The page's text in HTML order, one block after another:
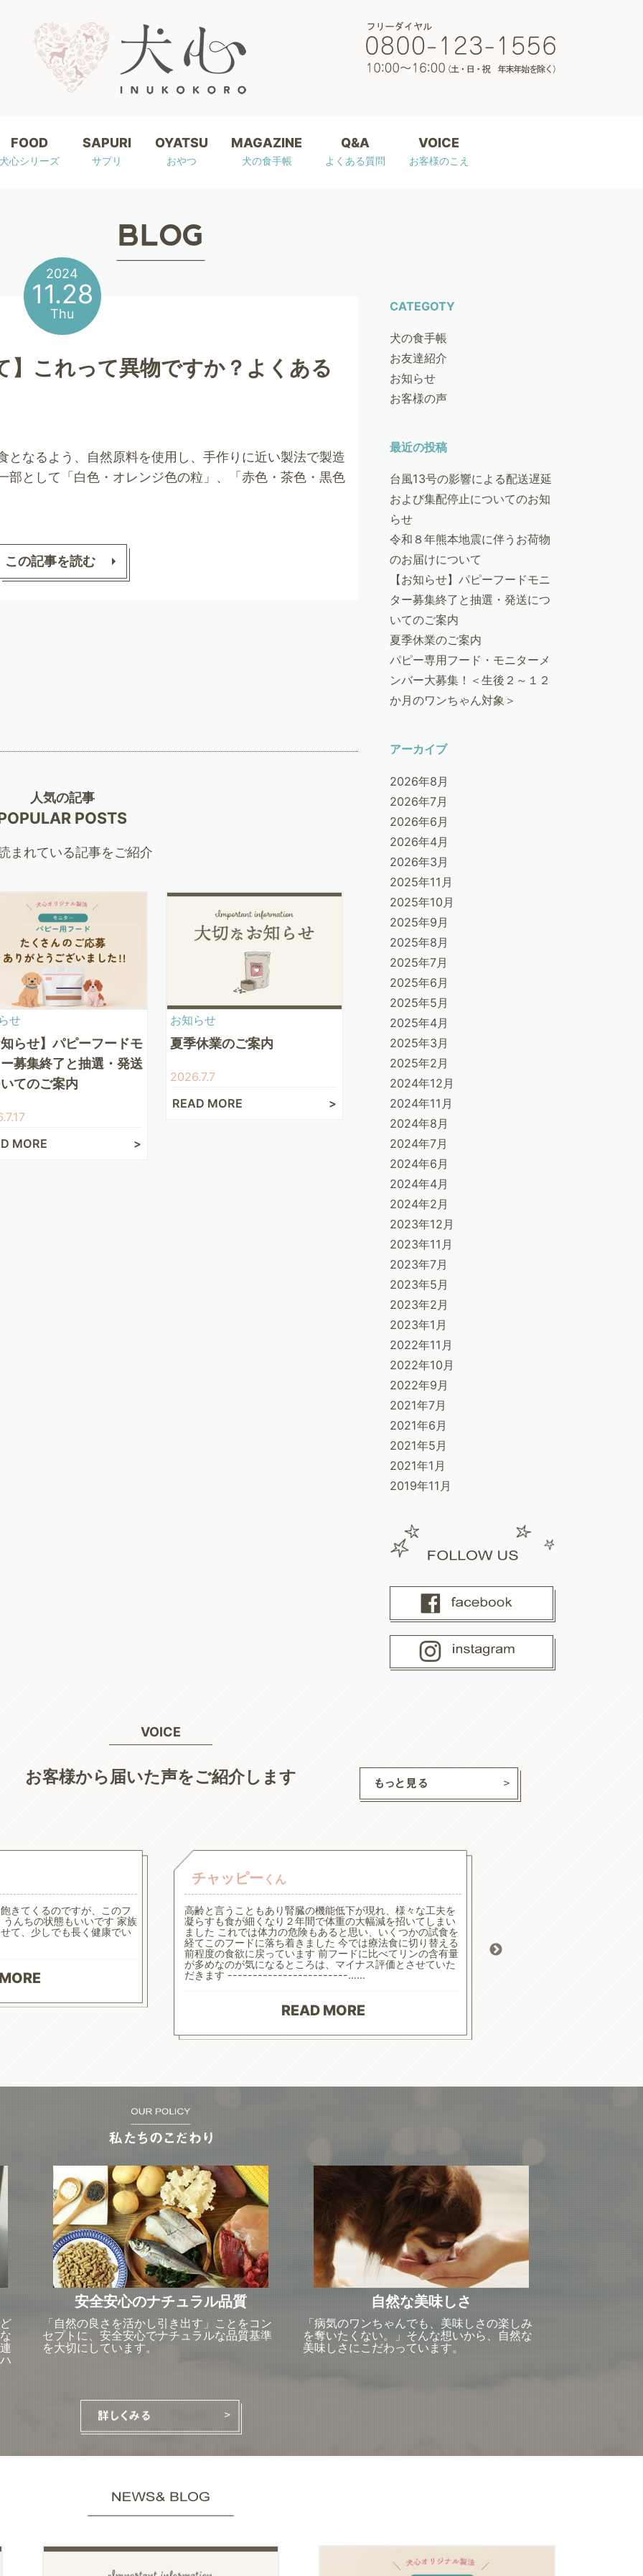
FOOD
心シリーズ
SAPURI
サプリ
OYATSU
おやつ
MAGAZINE
犬の食手帳
Q&A
よくある質問
VOICE
お客様のこえ
2024
11.28
Thu
】これって異物ですか？よくある
となるよう、自然原料を使用し、手作りに近い製法で製造
部として「白色・オレンジ色の粒」、「赤色・茶色・黒色
この記事を読む
人気の記事
POSTS
まれている記事をご紹介
せ
らせ】パピーフードモ
募集終了と抽選・発送
てのご案内
MORE
お知らせ
夏季休業のご案内
2026.7.7
READ MORE
CATEGOTY
犬の食手帳
お友達紹介
お知らせ
お客様の声
最近の投稿
台風13号の影響による配送遅延
および集配停止についてのお知
らせ
令和８年熊本地震に伴うお荷物
のお届けについて
【お知らせ】パピーフードモニ
ター募集終了と抽選・発送につ
いてのご案内
夏季休業のご案内
パピー専用フード・モニターメ
ンバー大募集！＜生後２～１２
か月のワンちゃん対象＞
アーカイブ
2026年8月
2026年7月
2026年6月
2026年4月
2026年3月
2025年11月
2025年10月
2025年9月
2025年8月
2025年7月
2025年6月
2025年5月
2025年4月
2025年3月
2025年2月
2024年12月
2024年11月
2024年8月
2024年7月
2024年6月
2024年4月
2024年2月
2023年12月
2023年11月
2023年7月
2023年5月
2023年2月
2023年1月
2022年11月
2022年10月
2022年9月
2021年7月
2021年6月
2021年5月
2021年1月
2019年11月
VOICE
お客様から届いた声をご紹介します
きてくるのですが、このフ
んちの状態もいいです 家族
て、少しでも長く健康でい
チャッピー くん
高齢と言うこともあり腎臓の機能低下が現れ、様々な工夫を
凝らすも食が細くなり２年間で体重の大幅減を招いてしまい
ました これでは体力の危険もあると思い、いくつかの試食を
経てこのフードに落ち着きました 今では療法食に切り替える
前程度の食欲に戻っています 前フードに比べてリンの含有量
が多めなのが気になるところは、マイナス評価とさせていた
だきます ------------------------……
READ MORE
安全安心のナチュラル品質
「自然の良さを活かし引き出す」ことをコン
セプトに、安全安心でナチュラルな品質基準
を大切にしています。
自然な美味しさ
「病気のワンちゃんでも、美味しさの楽しみ
を奪いたくない。」そんな想いから、自然な
美味しさにこだわっています。